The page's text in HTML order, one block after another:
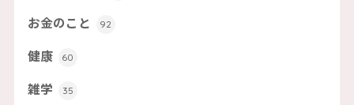
お金のこと 92
健康 60
雑学 35